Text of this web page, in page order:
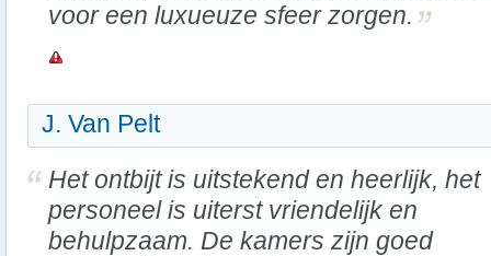
voor een luxueuze sfeer zorgen.
J. Van Pelt
Het ontbijt is uitstekend en heerlijk, het
personeel is uiterst vriendelijk en
behulpzaam. De kamers zijn goed